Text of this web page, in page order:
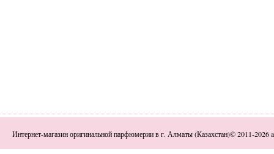
Интернет-магазин оригинальной парфюмерии в г. Алматы (Казахстан)© 2011-2026